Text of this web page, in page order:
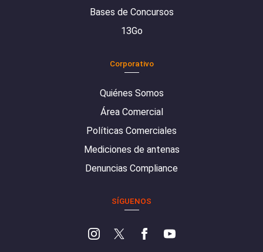
Bases de Concursos
13Go
Corporativo
Quiénes Somos
Área Comercial
Políticas Comerciales
Mediciones de antenas
Denuncias Compliance
SÍGUENOS